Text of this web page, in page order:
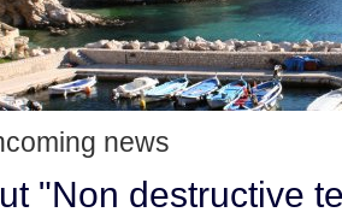
news
"Non destructive